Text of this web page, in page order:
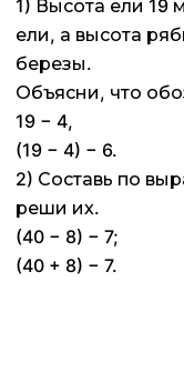
1) Высота ели 19
ели, а высота
березы.
Объясни, что
19 − 4,
(19 − 4) − 6.
2) Составь по
реши их.
(40 − 8) − 7;
(40 + 8) − 7.